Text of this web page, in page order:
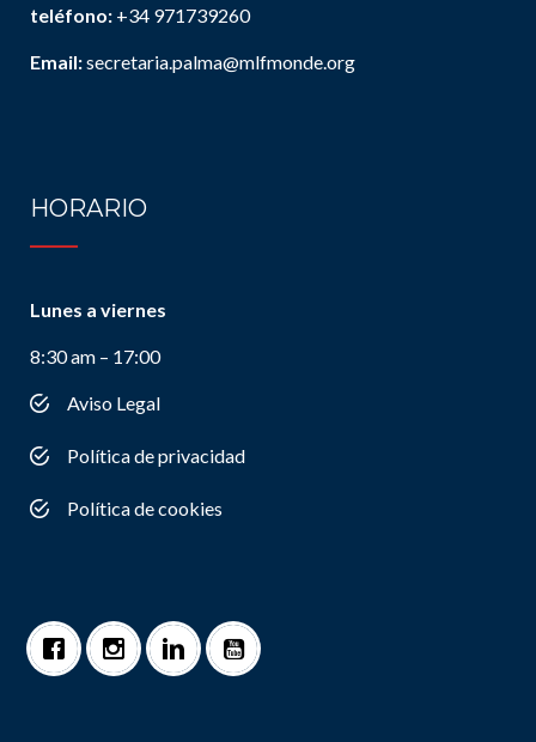
teléfono: +34 971739260
Email:secretaria.palma@mlfmonde.org
HORARIO
Lunes a viernes
8:30 am – 17:00
Aviso Legal
Política de privacidad
Política de cookies